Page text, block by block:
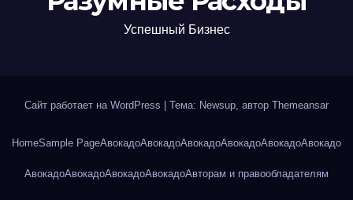
Успешный Бизнес
Сайт работает на WordPress | Тема: Newsup, автор Themeansar
HomeSample PageАвокадоАвокадоАвокадоАвокадоАвокадоАвокадо
АвокадоАвокадоАвокадоАвокадоАвторам и правообладателям